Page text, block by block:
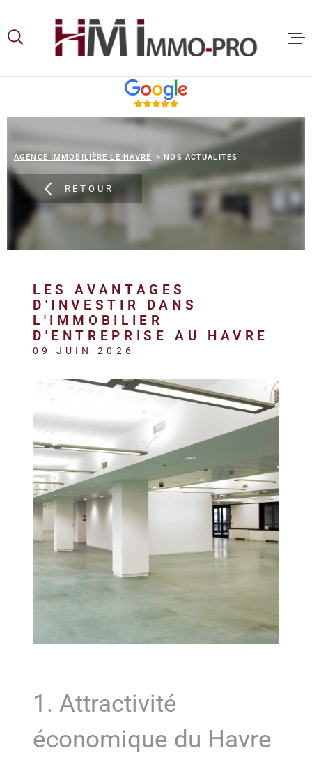
lamenu
contenu
ACHETER
LOUER
AGENCE IMMOBILIÈRE LE HAVRE NOS ACTUALITES
RETOUR
LES AVANTAGES
D'INVESTIR DANS
L'IMMOBILIER
D'ENTREPRISE AU HAVRE
09 JUIN 2026
1. Attractivité
économique du Havre